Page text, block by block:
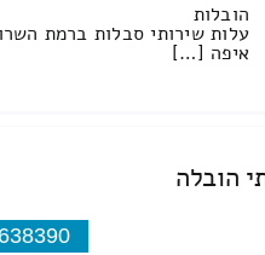
הובלות
עלות שירותי סבלות ברמת
איפה […]
הובלה